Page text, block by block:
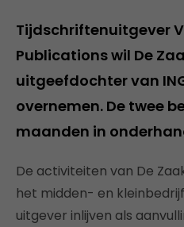
Tijdschriftenuitgever
Publications wil De
uitgeefdochter van
overnemen. De twee
maanden in
De activiteiten van De
het midden- en
uitgever inlijven als